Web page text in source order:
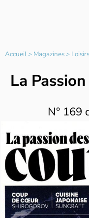
Accueil> Magazines> Loisirs
La
N° 169